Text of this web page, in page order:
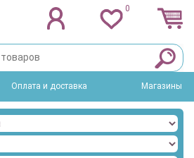
0
Оплата и доставка Магазины